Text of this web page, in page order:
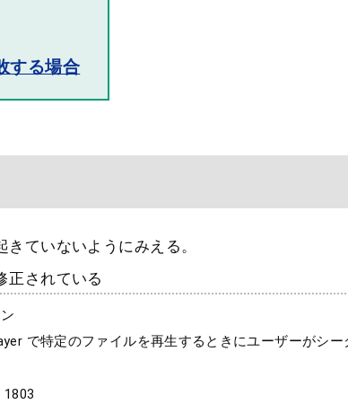
する場合
ていないようにみえる。
正されている
で特定のファイルを再生するときにユーザーがシ